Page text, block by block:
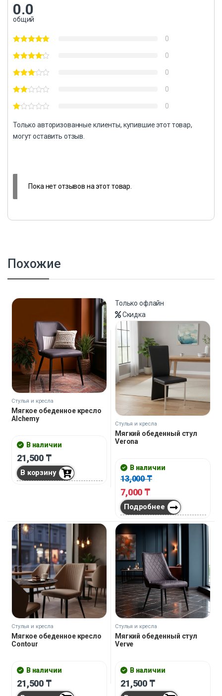
0.0
общий
0
0
0
0
0
Только авторизованные клиенты, купившие этот товар,
могут оставить отзыв.
Пока нет отзывов на этот товар.
Похожие
Стулья и кресла
Мягкое обеденное кресло
Alchemy
В наличии
21,500 ₸
В корзину
Только офлайн
Скидка
Стулья и кресла
Мягкий обеденный стул
Verona
В наличии
13,000₸
7,000 ₸
Подробнее
Стулья и кресла
Мягкое обеденное кресло
Contour
В наличии
21,500 ₸
Стулья и кресла
Мягкий обеденный стул
Verve
В наличии
21,500 ₸